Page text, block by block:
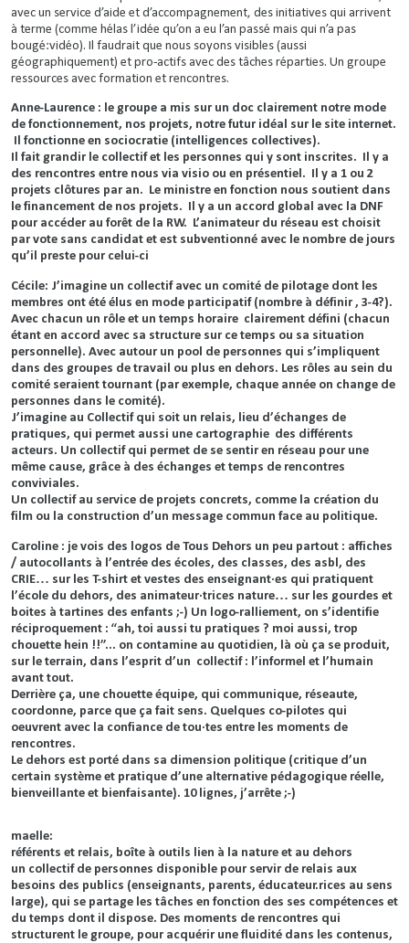
avec un service d’aide et d’accompagnement, des initiatives qui arrivent
à terme (comme hélas l’idée qu’on a eu l’an passé mais qui n’a pas
bougé:vidéo). Il faudrait que nous soyons visibles (aussi
géographiquement) et pro-actifs avec des tâches réparties. Un groupe
ressources avec formation et rencontres.
Anne-Laurence : le groupe a mis sur un doc clairement notre mode
de fonctionnement, nos projets, notre futur idéal sur le site internet.
Il fonctionne en sociocratie (intelligences collectives).
Il fait grandir le collectif et les personnes qui y sont inscrites. Il y a
des rencontres entre nous via visio ou en présentiel. Il y a 1 ou 2
projets clôtures par an. Le ministre en fonction nous soutient dans
le financement de nos projets. Il y a un accord global avec la DNF
pour accéder au forêt de la RW. L’animateur du réseau est choisit
par vote sans candidat et est subventionné avec le nombre de jours
qu’il preste pour celui-ci
Cécile: J’imagine un collectif avec un comité de pilotage dont les
membres ont été élus en mode participatif (nombre à définir , 3-4?).
Avec chacun un rôle et un temps horaire clairement défini (chacun
étant en accord avec sa structure sur ce temps ou sa situation
personnelle). Avec autour un pool de personnes qui s’impliquent
dans des groupes de travail ou plus en dehors. Les rôles au sein du
comité seraient tournant (par exemple, chaque année on change de
personnes dans le comité).
J’imagine au Collectif qui soit un relais, lieu d’échanges de
pratiques, qui permet aussi une cartographie des différents
acteurs. Un collectif qui permet de se sentir en réseau pour une
même cause, grâce à des échanges et temps de rencontres
conviviales.
Un collectif au service de projets concrets, comme la création du
film ou la construction d’un message commun face au politique.
Caroline : je vois des logos de Tous Dehors un peu partout : affiches
/ autocollants à l’entrée des écoles, des classes, des asbl, des
CRIE… sur les T-shirt et vestes des enseignant·es qui pratiquent
l’école du dehors, des animateur·trices nature… sur les gourdes et
boites à tartines des enfants ;-) Un logo-ralliement, on s’identifie
réciproquement : “ah, toi aussi tu pratiques ? moi aussi, trop
chouette hein !!”... on contamine au quotidien, là où ça se produit,
sur le terrain, dans l’esprit d’un collectif : l’informel et l’humain
avant tout.
Derrière ça, une chouette équipe, qui communique, réseaute,
coordonne, parce que ça fait sens. Quelques co-pilotes qui
oeuvrent avec la confiance de tou·tes entre les moments de
rencontres.
Le dehors est porté dans sa dimension politique (critique d’un
certain système et pratique d’une alternative pédagogique réelle,
bienveillante et bienfaisante). 10 lignes, j’arrête ;-)
maelle:
référents et relais, boîte à outils lien à la nature et au dehors
un collectif de personnes disponible pour servir de relais aux
besoins des publics (enseignants, parents, éducateur.rices au sens
large), qui se partage les tâches en fonction des ses compétences et
du temps dont il dispose. Des moments de rencontres qui
structurent le groupe, pour acquérir une fluidité dans les contenus,